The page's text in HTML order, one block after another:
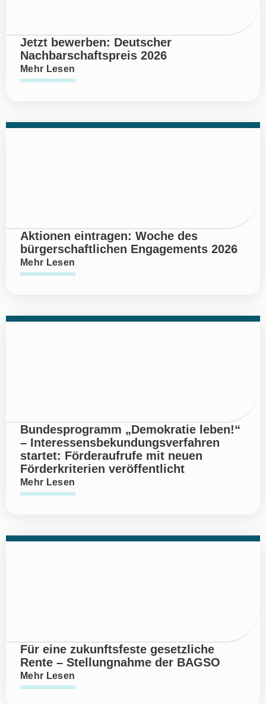
Jetzt bewerben: Deutscher
Nachbarschaftspreis 2026
Mehr Lesen
Aktionen eintragen: Woche des
bürgerschaftlichen Engagements 2026
Mehr Lesen
Bundesprogramm „Demokratie leben!“
– Interessensbekundungsverfahren
startet: Förderaufrufe mit neuen
Förderkriterien veröffentlicht
Mehr Lesen
Für eine zukunftsfeste gesetzliche
Rente – Stellungnahme der BAGSO
Mehr Lesen